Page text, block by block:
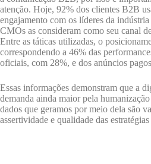
atenção. Hoje, 92% dos clientes B2B
engajamento com os líderes da
CMOs as consideram como seu canal
Entre as táticas utilizadas, o
correspondendo a 46% das
oficiais, com 28%, e dos anúncios
Essas informações demonstram que a
demanda ainda maior pela
dados que geramos por meio dela são
assertividade e qualidade das estratégias